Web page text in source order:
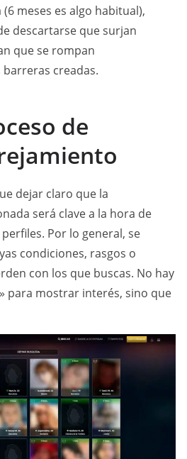
meses es algo habitual),
descartarse que surjan
que se rompan
creadas.
de
dejar claro que la
será clave a la hora de
Por lo general, se
condiciones, rasgos o
con los que buscas. No hay
para mostrar interés, sino que